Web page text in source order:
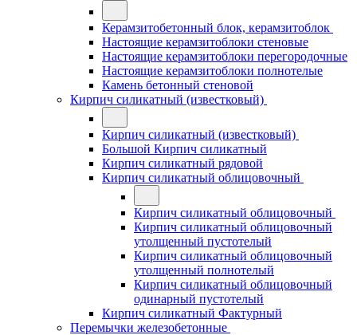
Керамзитобетонный блок, керамзитоблок
Настоящие керамзитоблоки стеновые
Настоящие керамзитоблоки перегородочные
Настоящие керамзитоблоки полнотелые
Камень бетонный стеновой
Кирпич силикатный (известковый)
Кирпич силикатный (известковый)
Большой Кирпич силикатный
Кирпич силикатный рядовой
Кирпич силикатный облицовочный
Кирпич силикатный облицовочный
Кирпич силикатный облицовочный
утолщенный пустотелый
Кирпич силикатный облицовочный
утолщенный полнотелый
Кирпич силикатный облицовочный
одинарный пустотелый
Кирпич силикатный Фактурный
Перемычки железобетонные